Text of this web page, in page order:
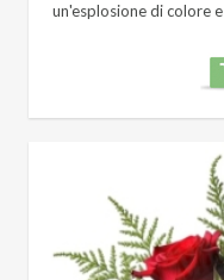
un'esplosione di colore